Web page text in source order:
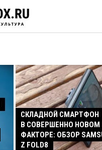
СКЛАДНОЙ СМАРТФОН
В СОВЕРШЕННО
ФАКТОРЕ: ОБЗОР
Z FOLD8